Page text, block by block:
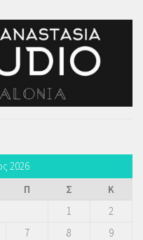
2026
Π Σ
Κ
1
2
7 8
9